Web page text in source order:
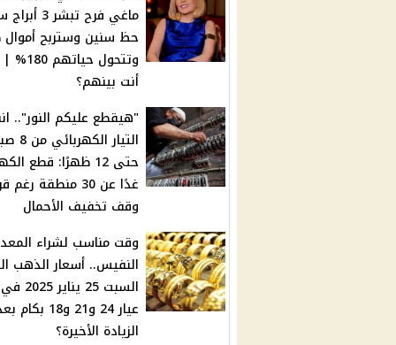
ماغي فرح تبشر
حظ سنين وستربح أموال
وتتحول
أنت بينهم؟
"هيقطع عليكم النور"..
التيار
حتى 12 ظهرًا: قطع
غدًا عن 30 منطقة رغم
وقف تخفيف الأحمال
وقت مناسب لشراء
النفيس.. أسعار الذهب
السبت
عيار 24 و21 و18
الزيادة الأخيرة؟